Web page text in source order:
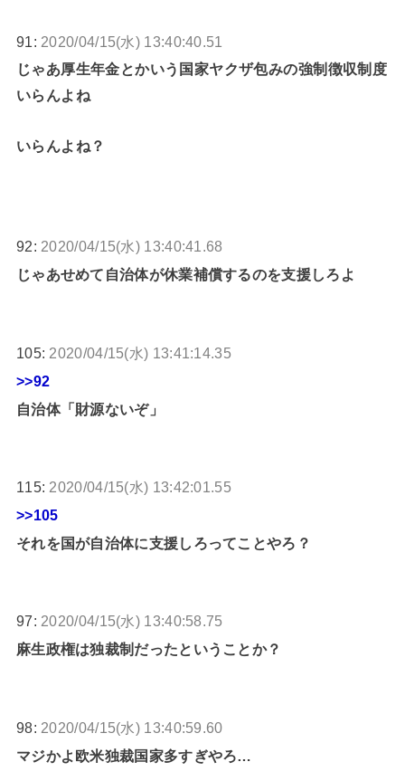
91: 2020/04/15(水) 13:40:40.51
じゃあ厚生年金とかいう国家ヤクザ包みの強制徴収制度
いらんよね
いらんよね？
92: 2020/04/15(水) 13:40:41.68
じゃあせめて自治体が休業補償するのを支援しろよ
105: 2020/04/15(水) 13:41:14.35
>>92
自治体「財源ないぞ」
115: 2020/04/15(水) 13:42:01.55
>>105
それを国が自治体に支援しろってことやろ？
97: 2020/04/15(水) 13:40:58.75
麻生政権は独裁制だったということか？
98: 2020/04/15(水) 13:40:59.60
マジかよ欧米独裁国家多すぎやろ…